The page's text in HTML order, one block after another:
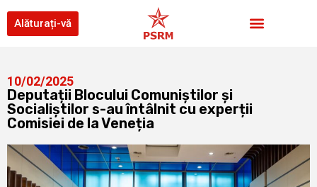
Alăturați-vă
10/02/2025
Deputații Blocului Comuniștilor și
Socialiștilor s-au întâlnit cu experții
Comisiei de la Veneția